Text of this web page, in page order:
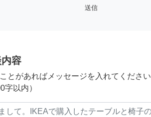
送信
容
とがあればメッセージを入れてください
字以内）